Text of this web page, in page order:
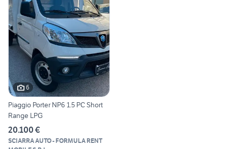
6
Piaggio Porter NP6 1.5 PC Short
Range LPG
20.100 €
SCIARRA AUTO - FORMULA RENT